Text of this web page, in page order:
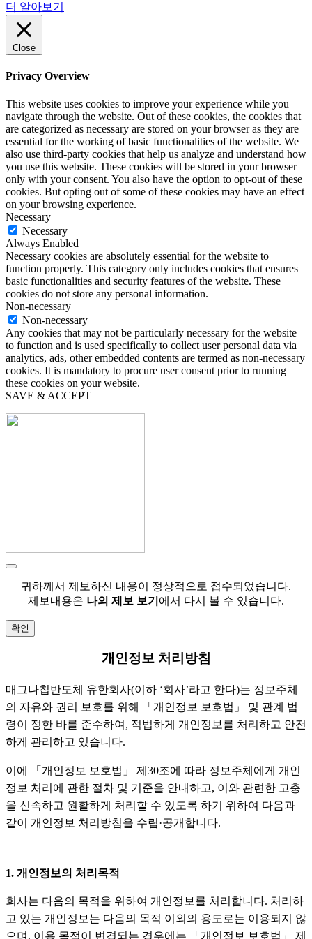
더 알아보기
Close
Privacy Overview
This website uses cookies to improve your experience while you
navigate through the website. Out of these cookies, the cookies that
are categorized as necessary are stored on your browser as they are
essential for the working of basic functionalities of the website. We
also use third-party cookies that help us analyze and understand how
you use this website. These cookies will be stored in your browser
only with your consent. You also have the option to opt-out of these
cookies. But opting out of some of these cookies may have an effect
on your browsing experience.
Necessary
Necessary
Always Enabled
Necessary cookies are absolutely essential for the website to
function properly. This category only includes cookies that ensures
basic functionalities and security features of the website. These
cookies do not store any personal information.
Non-necessary
Non-necessary
Any cookies that may not be particularly necessary for the website
to function and is used specifically to collect user personal data via
analytics, ads, other embedded contents are termed as non-necessary
cookies. It is mandatory to procure user consent prior to running
these cookies on your website.
SAVE & ACCEPT
귀하께서 제보하신 내용이 정상적으로 접수되었습니다.
제보내용은 나의 제보 보기 에서 다시 볼 수 있습니다.
확인
개인정보 처리방침
매그나칩반도체 유한회사(이하 ‘회사’라고 한다)는 정보주체
의 자유와 권리 보호를 위해 「개인정보 보호법」 및 관계 법
령이 정한 바를 준수하여, 적법하게 개인정보를 처리하고 안전
하게 관리하고 있습니다.
이에 「개인정보 보호법」 제30조에 따라 정보주체에게 개인
정보 처리에 관한 절차 및 기준을 안내하고, 이와 관련한 고충
을 신속하고 원활하게 처리할 수 있도록 하기 위하여 다음과
같이 개인정보 처리방침을 수립·공개합니다.
1. 개인정보의 처리목적
회사는 다음의 목적을 위하여 개인정보를 처리합니다. 처리하
고 있는 개인정보는 다음의 목적 이외의 용도로는 이용되지 않
으며, 이용 목적이 변경되는 경우에는 「개인정보 보호법」 제